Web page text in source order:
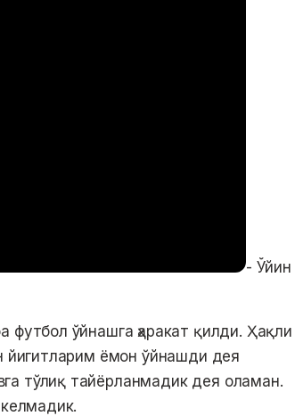
- Ўйин
ўйнашга ҳаракат қилди. Ҳақли
йигитларим ёмон ўйнашди дея
тўлиқ тайёрланмадик дея оламан.